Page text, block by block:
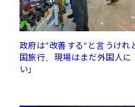
政府は"改善する"と言うけ
国旅行、現場はまだ外国人に
い」